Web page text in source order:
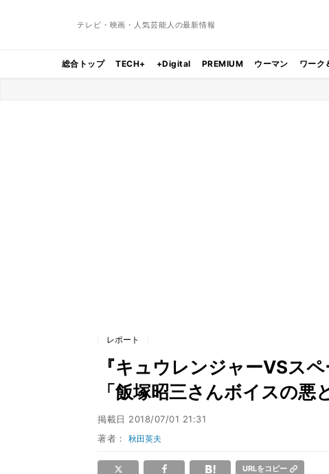
テレビ・映画・人気芸能人の最新情報
総合トップ TECH+ +Digital PREMIUM ウーマン ワーク
レポート
『キュウレンジャーVSス
「飯塚昭三さんボイスの悪
掲載日 2018/07/01 21:31
著者：秋田英夫
URLをコピー